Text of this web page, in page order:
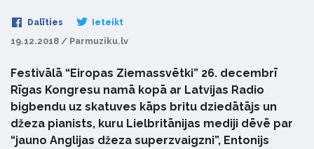
Dalīties Ieteikt
19.12.2018 / Parmuziku.lv
Festivālā “Eiropas Ziemassvētki” 26. decembrī
Rīgas Kongresu namā kopā ar Latvijas Radio
bigbendu uz skatuves kāps britu dziedātājs un
džeza pianists, kuru Lielbritānijas mediji dēvē par
“jauno Anglijas džeza superzvaigzni”, Entonijs